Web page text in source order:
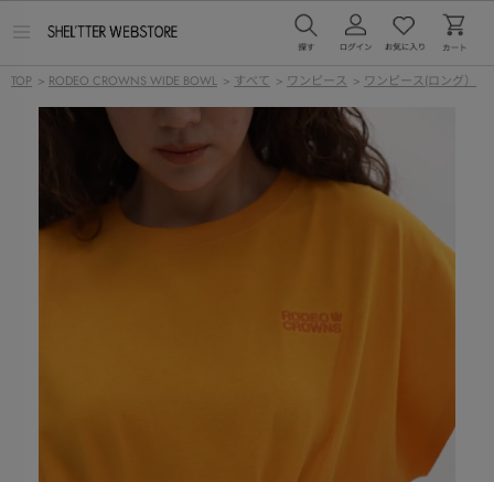
ー
TOP > RODEO CROWNS WIDE BOWL > すべて > ワンピース > ワンピース(ロング）